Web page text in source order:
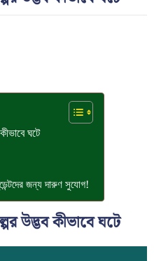
ঘটে
জন্য দারুণ সুযোগ!
উদ্ভব কীভাবে ঘটে